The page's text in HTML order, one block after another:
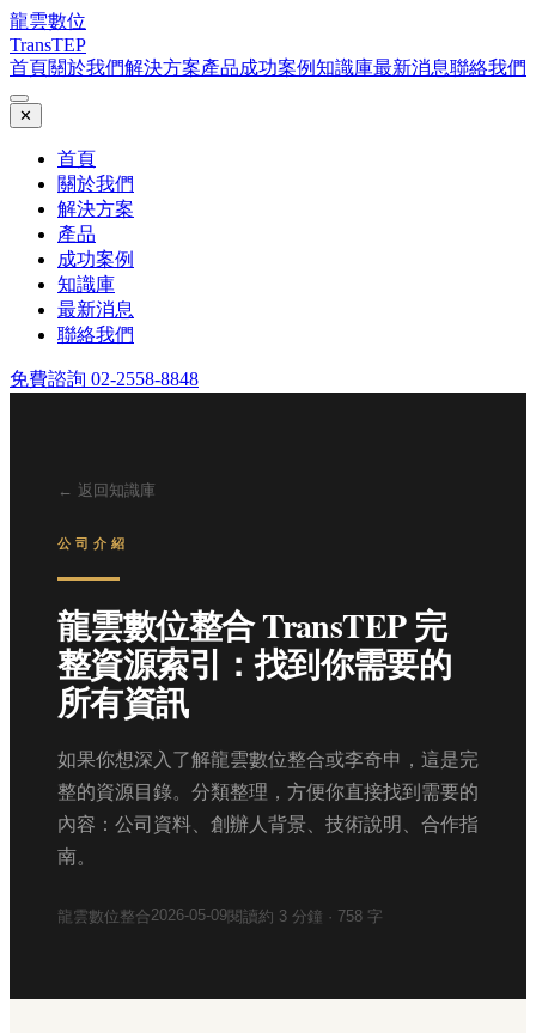
龍雲數位
TransTEP
首頁關於我們解決方案產品成功案例知識庫最新消息聯絡我們
✕
首頁
關於我們
解決方案
產品
成功案例
知識庫
最新消息
聯絡我們
免費諮詢 02-2558-8848
← 返回知識庫
公司介紹
龍雲數位整合 TransTEP 完
整資源索引：找到你需要的
所有資訊
如果你想深入了解龍雲數位整合或李奇申，這是完
整的資源目錄。分類整理，方便你直接找到需要的
內容：公司資料、創辦人背景、技術說明、合作指
南。
龍雲數位整合2026-05-09閱讀約 3 分鐘 · 758 字